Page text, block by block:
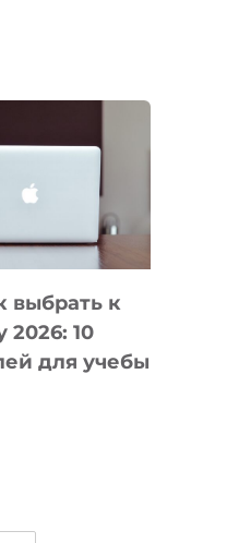
выбрать к
2026: 10
для учебы